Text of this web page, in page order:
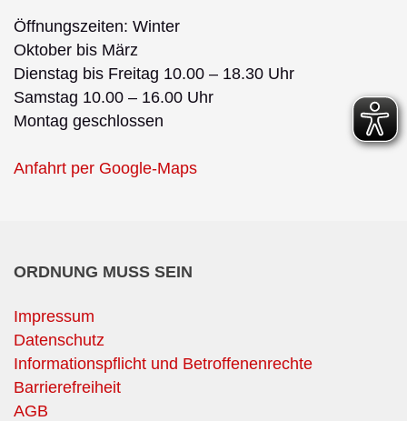
Öffnungszeiten: Winter
Oktober bis März
Dienstag bis Freitag 10.00 – 18.30 Uhr
Samstag 10.00 – 16.00 Uhr
Montag geschlossen
Anfahrt per Google-Maps
ORDNUNG MUSS SEIN
Impressum
Datenschutz
Informationspflicht und Betroffenenrechte
Barrierefreiheit
AGB